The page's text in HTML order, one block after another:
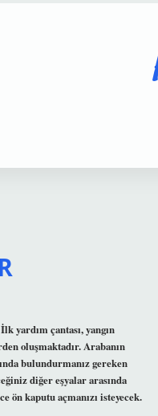
yardım çantası, yangın
oluşmaktadır. Arabanın
​​bulundurmanız gereken
diğer eşyalar arasında
ön kaputu açmanızı isteyecek.